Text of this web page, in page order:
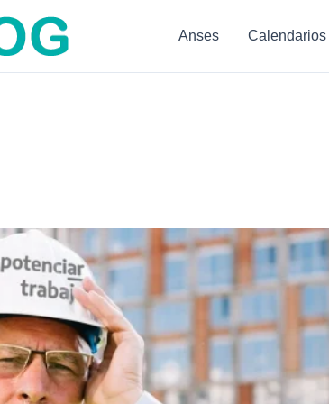
Anses Calendarios